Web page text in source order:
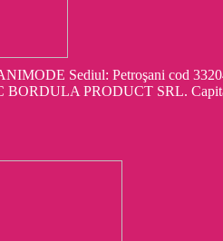
Sediul: Petroşani cod
BORDULA PRODUCT SRL.